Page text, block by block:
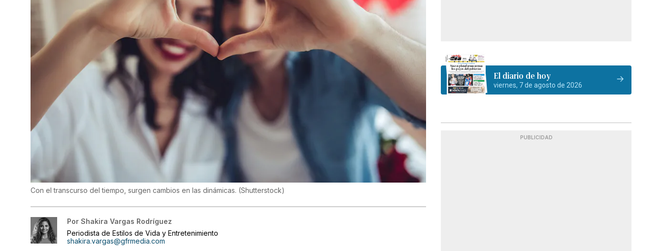
Con el transcurso del tiempo, surgen cambios en las dinámicas. (Shutterstock)
Por Shakira Vargas Rodríguez
Periodista de Estilos de Vida y Entretenimiento
shakira.vargas@gfrmedia.com
El diario de hoy
viernes, 7 de agosto de 2026
PUBLICIDAD